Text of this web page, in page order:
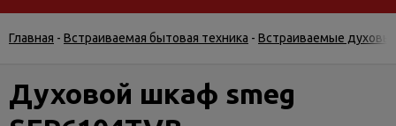
Гарантия
Главная - Встраиваемая бытовая техника - Встраиваемые
Духовой шкаф smeg